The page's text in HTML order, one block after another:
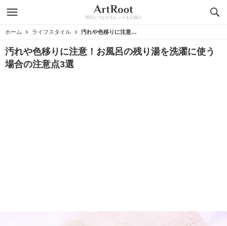
明日につながるヒントをお届け
ホーム ライフスタイル 汚れや色移りに注意！お風呂の残り湯を洗濯に使う場合の注意点3選
汚れや色移りに注意！お風呂の残り湯を洗濯に使う
場合の注意点3選